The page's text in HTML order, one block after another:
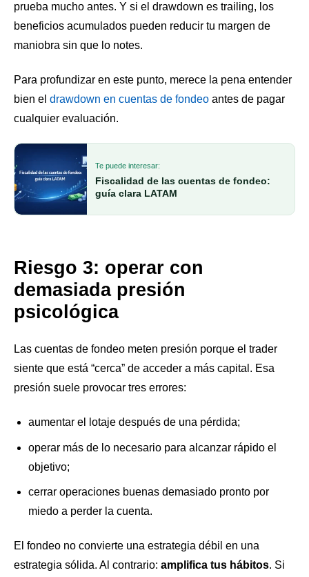
prueba mucho antes. Y si el drawdown es trailing, los
beneficios acumulados pueden reducir tu margen de
maniobra sin que lo notes.
Para profundizar en este punto, merece la pena entender
bien el drawdown en cuentas de fondeo antes de pagar
cualquier evaluación.
Te puede interesar:
Fiscalidad de las cuentas de fondeo:
guía clara LATAM
Riesgo 3: operar con
demasiada presión
psicológica
Las cuentas de fondeo meten presión porque el trader
siente que está “cerca” de acceder a más capital. Esa
presión suele provocar tres errores:
aumentar el lotaje después de una pérdida;
operar más de lo necesario para alcanzar rápido el
objetivo;
cerrar operaciones buenas demasiado pronto por
miedo a perder la cuenta.
El fondeo no convierte una estrategia débil en una
estrategia sólida. Al contrario: amplifica tus hábitos. Si